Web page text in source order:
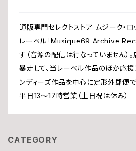
通販専門セレクトストア ムジーク・ロ
レーベル「Musique69 Archive
す（音源の配信は行なっていません）
暴走して、当レーベル作品のほか応援
ンディーズ作品を中心に定形外郵便で
平日13〜17時営業（土日祝は休み）
CATEGORY